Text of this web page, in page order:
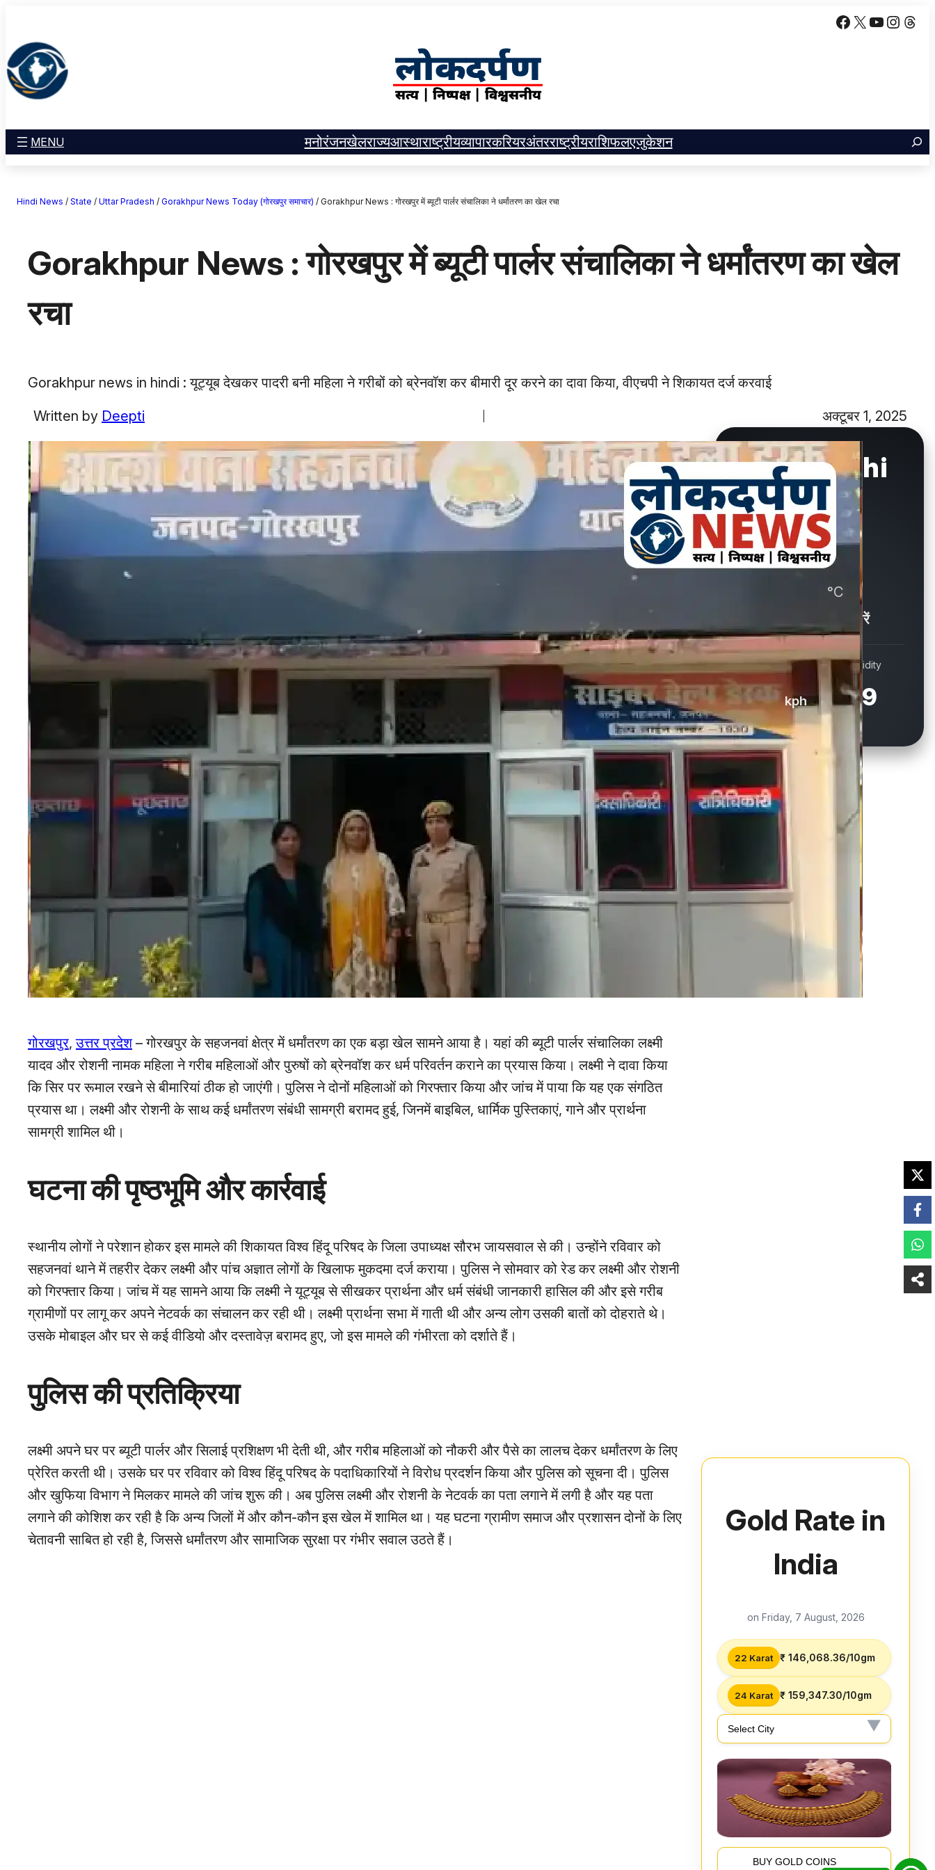
जाएं
Facebook
X YouTube
MENU
खेल
राज्य
आस्था
व्यापार
राशिफल
Facebook InstagramX
मनोरंजनखेलराज्यआस्थाराष्ट्रीयव्यापारकरियरअंतरराष्ट्रीयराशिफलएजुकेशन
Hindi News / State / Uttar Pradesh / Gorakhpur News Today (गोरखपुर समाचार) / Gorakhpur News : गोरखपुर में ब्यूटी पार्लर संचालिका ने धर्मांतरण का खेल रचा
Gorakhpur News : गोरखपुर में ब्यूटी पार्लर संचालिका ने धर्मांतरण का खेल
रचा
Gorakhpur news in hindi : यूट्यूब देखकर पादरी बनी महिला ने गरीबों को ब्रेनवॉश कर बीमारी दूर करने का दावा किया, वीएचपी ने शिकायत दर्ज करवाई
Written by Deepti अक्टूबर 1, 2025
गोरखपुर,उत्तर प्रदेश– गोरखपुर के सहजनवां क्षेत्र में धर्मांतरण का एक बड़ा खेल सामने आया है। यहां की ब्यूटी पार्लर संचालिका लक्ष्मी
यादव और रोशनी नामक महिला ने गरीब महिलाओं और पुरुषों को ब्रेनवॉश कर धर्म परिवर्तन कराने का प्रयास किया। लक्ष्मी ने दावा किया
कि सिर पर रूमाल रखने से बीमारियां ठीक हो जाएंगी। पुलिस ने दोनों महिलाओं को गिरफ्तार किया और जांच में पाया कि यह एक संगठित
प्रयास था। लक्ष्मी और रोशनी के साथ कई धर्मांतरण संबंधी सामग्री बरामद हुई, जिनमें बाइबिल, धार्मिक पुस्तिकाएं, गाने और प्रार्थना
सामग्री शामिल थी।
घटना की पृष्ठभूमि और कार्रवाई
स्थानीय लोगों ने परेशान होकर इस मामले की शिकायत विश्व हिंदू परिषद के जिला उपाध्यक्ष सौरभ जायसवाल से की। उन्होंने रविवार को
सहजनवां थाने में तहरीर देकर लक्ष्मी और पांच अज्ञात लोगों के खिलाफ मुकदमा दर्ज कराया। पुलिस ने सोमवार को रेड कर लक्ष्मी और रोशनी
को गिरफ्तार किया। जांच में यह सामने आया कि लक्ष्मी ने यूट्यूब से सीखकर प्रार्थना और धर्म संबंधी जानकारी हासिल की और इसे गरीब
ग्रामीणों पर लागू कर अपने नेटवर्क का संचालन कर रही थी। लक्ष्मी प्रार्थना सभा में गाती थी और अन्य लोग उसकी बातों को दोहराते थे।
उसके मोबाइल और घर से कई वीडियो और दस्तावेज़ बरामद हुए, जो इस मामले की गंभीरता को दर्शाते हैं।
पुलिस की प्रतिक्रिया
लक्ष्मी अपने घर पर ब्यूटी पार्लर और सिलाई प्रशिक्षण भी देती थी, और गरीब महिलाओं को नौकरी और पैसे का लालच देकर धर्मांतरण के लिए
प्रेरित करती थी। उसके घर पर रविवार को विश्व हिंदू परिषद के पदाधिकारियों ने विरोध प्रदर्शन किया और पुलिस को सूचना दी। पुलिस
और खुफिया विभाग ने मिलकर मामले की जांच शुरू की। अब पुलिस लक्ष्मी और रोशनी के नेटवर्क का पता लगाने में लगी है और यह पता
लगाने की कोशिश कर रही है कि अन्य जिलों में और कौन-कौन इस खेल में शामिल था। यह घटना ग्रामीण समाज और प्रशासन दोनों के लिए
चेतावनी साबित हो रही है, जिससे धर्मांतरण और सामाजिक सुरक्षा पर गंभीर सवाल उठते हैं।
New Delhi
°C
Showers / बौछारें
Wind
19.1kph
Humidity
69
Gold Rate in
India
on Friday, 7 August, 2026
22 Karat ₹ 146,068.36/10gm
24 Karat ₹ 159,347.30/10gm
BUY GOLD COINS